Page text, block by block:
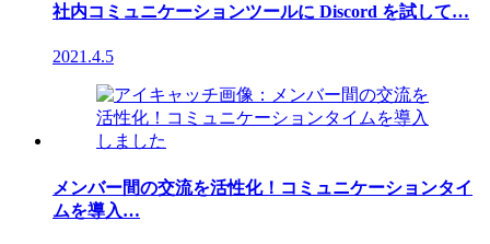
社内コミュニケーションツールに Discord を試して…
2021.4.5
メンバー間の交流を活性化！コミュニケーションタイ
ムを導入…